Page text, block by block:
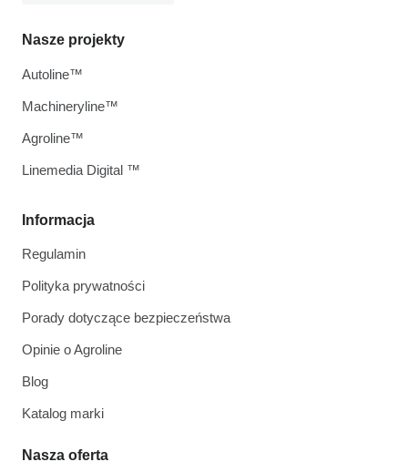
Informacja
Regulamin
Polityka prywatności
Porady dotyczące bezpieczeństwa
Opinie o Agroline
Blog
Katalog marki
Nasza oferta
Nasze projekty
Autoline™
Machineryline™
Agroline™
Linemedia Digital ™